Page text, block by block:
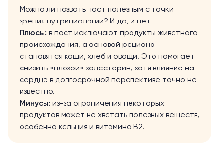
Можно ли назвать пост полезным с точки
зрения нутрициологии? И да, и нет.
Плюсы: в пост исключают продукты животного
происхождения, а основой рациона
становятся каши, хлеб и овощи. Это помогает
снизить «плохой» холестерин, хотя влияние на
сердце в долгосрочной перспективе точно не
известно.
Минусы: из-за ограничения некоторых
продуктов может не хватать полезных веществ,
особенно кальция и витамина B2.